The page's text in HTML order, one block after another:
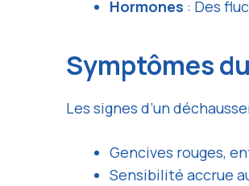
Hormones : Des
Symptômes
Les signes d’un
Gencives rouges,
Sensibilité accrue